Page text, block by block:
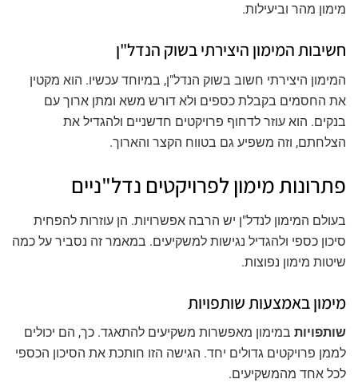
מימון מהר וביעילות.
חשיבות המימון היצירתי בשוק הנדל"ן
המימון היצירתי חשוב בשוק הנדל"ן, במיוחד עכשיו. הוא מקטין
את החסמים בקבלת כספים ולא דורש משא ומתן ארוך עם
בנקים. הוא עוזר לדחוף פרויקטים חדשניים ולהגדיל את
הצלחתם, וזה משפיע גם בטווח הקצר והארוך.
פתרונות מימון לפרויקטים נדל"ניים
בעולם המימון לנדל"ן יש הרבה אפשרויות. הן עוזרות להפחית
סיכון כספי ולהגדיל נגישות למשקיעים. במאמר זה נסביר על כמה
שיטות מימון נפוצות.
מימון באמצעות שותפויות
שותפויות במימון מאפשרות משקיעים להתאגד. כך, הם יכולים
לממן פרויקטים גדולים יחד. הגישה הזו חותכת את הסיכון הכספי
לכל אחד מהמשקיעים.